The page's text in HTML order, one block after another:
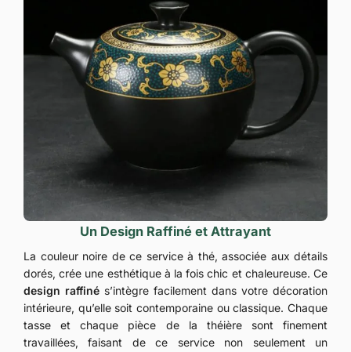
Un Design Raffiné et Attrayant
La couleur noire de ce service à thé, associée aux détails
dorés, crée une esthétique à la fois chic et chaleureuse. Ce
design raffiné s’intègre facilement dans votre décoration
intérieure, qu’elle soit contemporaine ou classique. Chaque
tasse et chaque pièce de la théière sont finement
travaillées, faisant de ce service non seulement un